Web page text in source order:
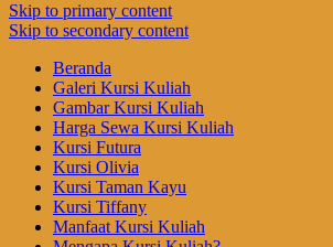
Skip to primary content
Skip to secondary content
Beranda
Galeri Kursi Kuliah
Gambar Kursi Kuliah
Harga Sewa Kursi Kuliah
Kursi Futura
Kursi Olivia
Kursi Taman Kayu
Kursi Tiffany
Manfaat Kursi Kuliah